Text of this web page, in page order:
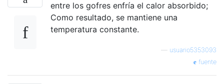
entre los gofres enfría el calor absorbido;
Como resultado, se mantiene una
temperatura constante.
usuario5353093
fuente